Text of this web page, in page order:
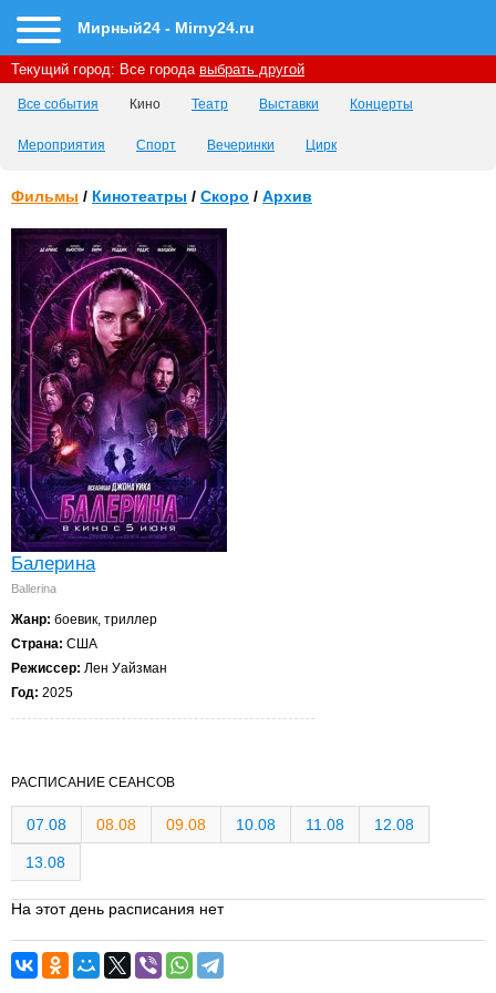
Мирный24 - Mirny24.ru
Текущий город: Все города выбрать другой
Все события Кино Театр Выставки Концерты
Мероприятия Спорт Вечеринки Цирк
Фильмы / Кинотеатры / Скоро / Архив
Балерина
Ballerina
Жанр: боевик, триллер
Страна: США
Режиссер: Лен Уайзман
Год: 2025
РАСПИСАНИЕ СЕАНСОВ
07.08 08.08 09.08 10.08 11.08 12.08
13.08
На этот день расписания нет